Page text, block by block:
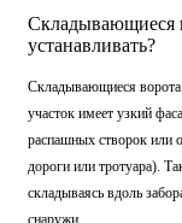
Складывающиеся
устанавливать?
Складывающиеся
участок имеет узкий
распашных створок или
дороги или тротуара).
складываясь вдоль
снаружи.